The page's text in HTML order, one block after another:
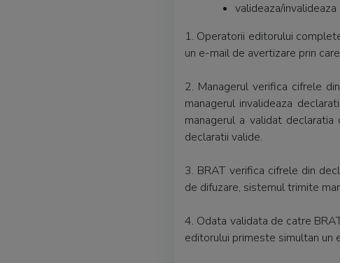
valideaza/
1. Operatorii editorului
un e-mail de avertizare prin
2. Managerul verifica cifrele
managerul invalideaza
managerul a validat
declaratii valide.
3. BRAT verifica cifrele din
de difuzare, sistemul trimite
4. Odata validata de catre
editorului primeste simultan un